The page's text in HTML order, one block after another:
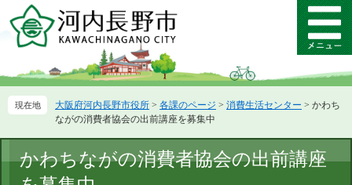
ー
先
ニ
を
て
メ
ニ
ー
大阪府河内長野市役所 > 各課のページ > 消費生活センター > かわち
ながの消費者協会の出前講座を募集中
文
かわちながの消費者協会の出前講座